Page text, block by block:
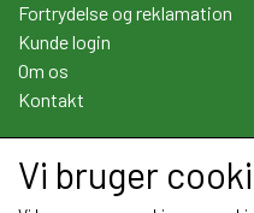
Fortrydelse og reklamation
Kunde login
Om os
Kontakt
Sociale medier
Vi bruger